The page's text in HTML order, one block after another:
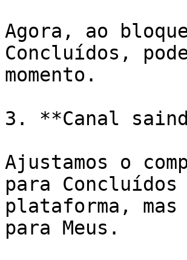
Agora, ao
Concluídos,
momento.
3. **Canal
Ajustamos o
para
plataforma,
para Meus.